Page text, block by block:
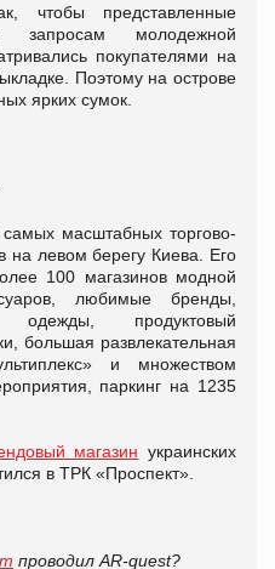
чтобы представленные
запросам молодежной
покупателями на
Поэтому на острове
ярких сумок.
масштабных торгово-
на левом берегу Киева. Его
100 магазинов модной
любимые бренды,
одежды, продуктовый
большая развлекательная
и множеством
паркинг на 1235
магазин украинских
в ТРК «Проспект».
проводил AR-quest?